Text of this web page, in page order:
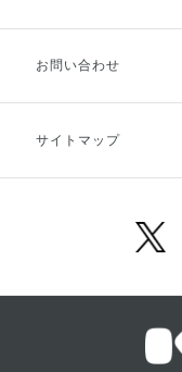
お支払方法
キャンセル・返品・交換
お問い合わせ
サイトマップ